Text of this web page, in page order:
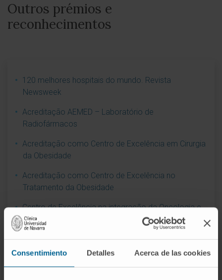
Consentimiento Detalles Acerca de las cookies
Outros prémios e
reconhecimentos
120 melhores hospitais do mundo. Revista
Newsweek
Acreditação AEMED – Laboratório de
Radiofármacos
Acreditação como Centro de Excelência em Cirurgia
da Obesidade
Acreditação como Centro de Excelência no
Tratamento da Obesidade
Centro de Excelência na integração da Oncologia e
dos Cuidados Paliativos
Compromisso social durante a pandemia de
coronavírus. MERCO
Contribuição para a liderança reputacional.